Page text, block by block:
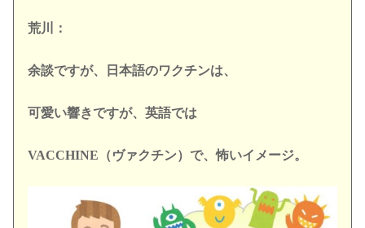
荒川：
余談ですが、日本語のワクチンは、
可愛い響きですが、英語では
VACCHINE（ヴァクチン）で、怖いイメージ。